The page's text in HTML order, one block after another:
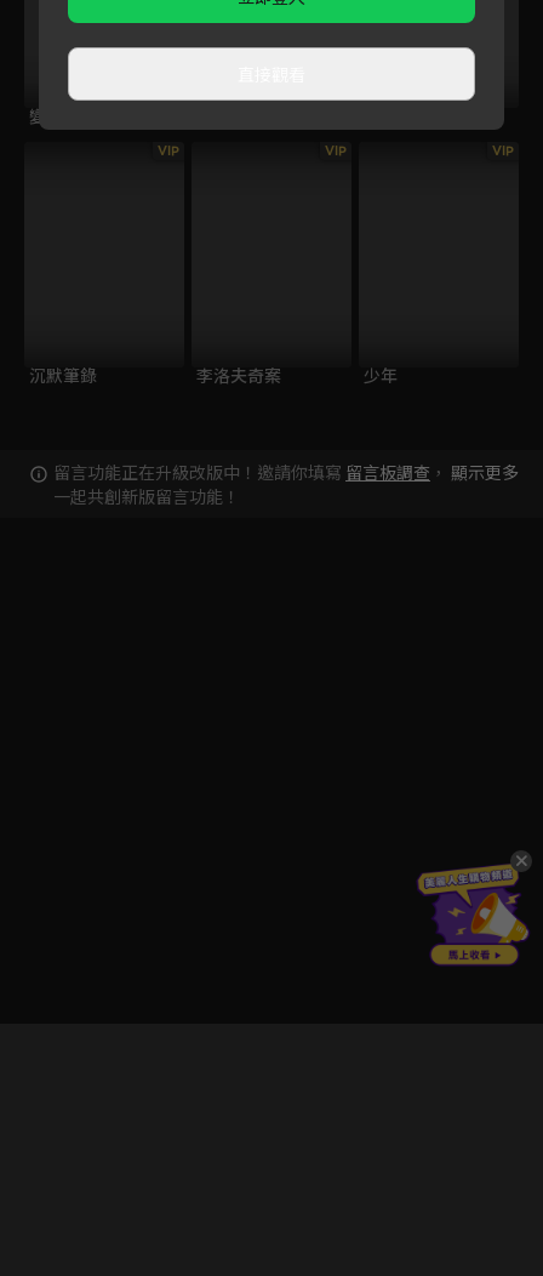
變體
VIP
沉默筆錄
VIP
李洛夫奇案
VIP
少年
留言功能正在升級改版中！邀請你填寫 留言板調查 ，
一起共創新版留言功能！
顯示更多